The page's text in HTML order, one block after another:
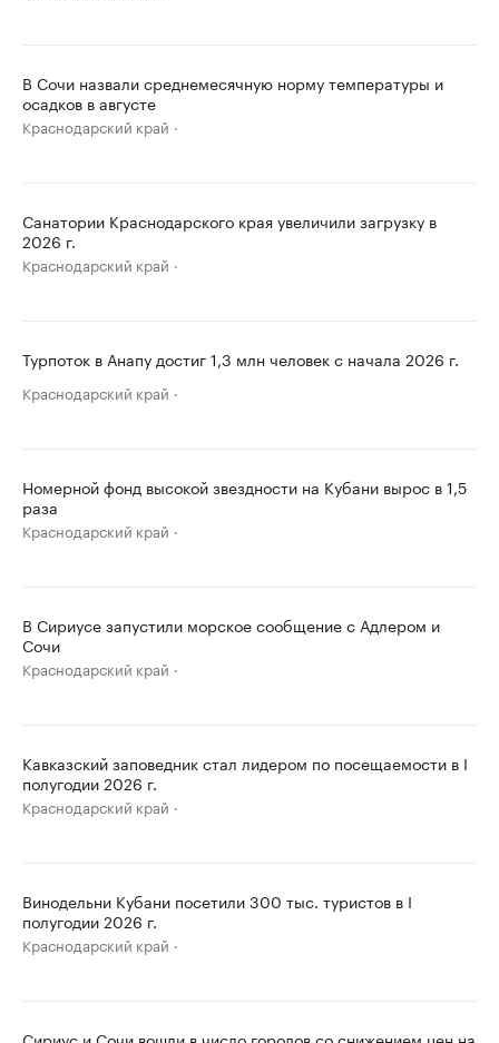
В Сочи назвали среднемесячную норму температуры и
осадков в августе
Краснодарский край
Санатории Краснодарского края увеличили загрузку в
2026 г.
Краснодарский край
Турпоток в Анапу достиг 1,3 млн человек с начала 2026 г.
Краснодарский край
Номерной фонд высокой звездности на Кубани вырос в 1,5
раза
Краснодарский край
В Сириусе запустили морское сообщение с Адлером и
Сочи
Краснодарский край
Кавказский заповедник стал лидером по посещаемости в I
полугодии 2026 г.
Краснодарский край
Винодельни Кубани посетили 300 тыс. туристов в I
полугодии 2026 г.
Краснодарский край